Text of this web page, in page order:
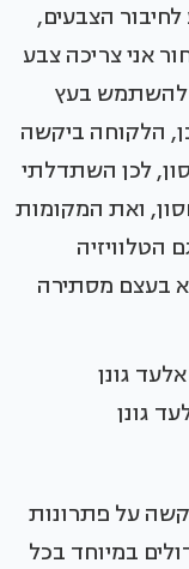
הצבעים,
אני צריכה צבע
להשתמש בעץ
הלקוחה ביקשה
לכן השתדלתי
ואת המקומות
הטלוויזיה
בעצם מסתירה
גונן
על פתרונות
במיוחד בכל